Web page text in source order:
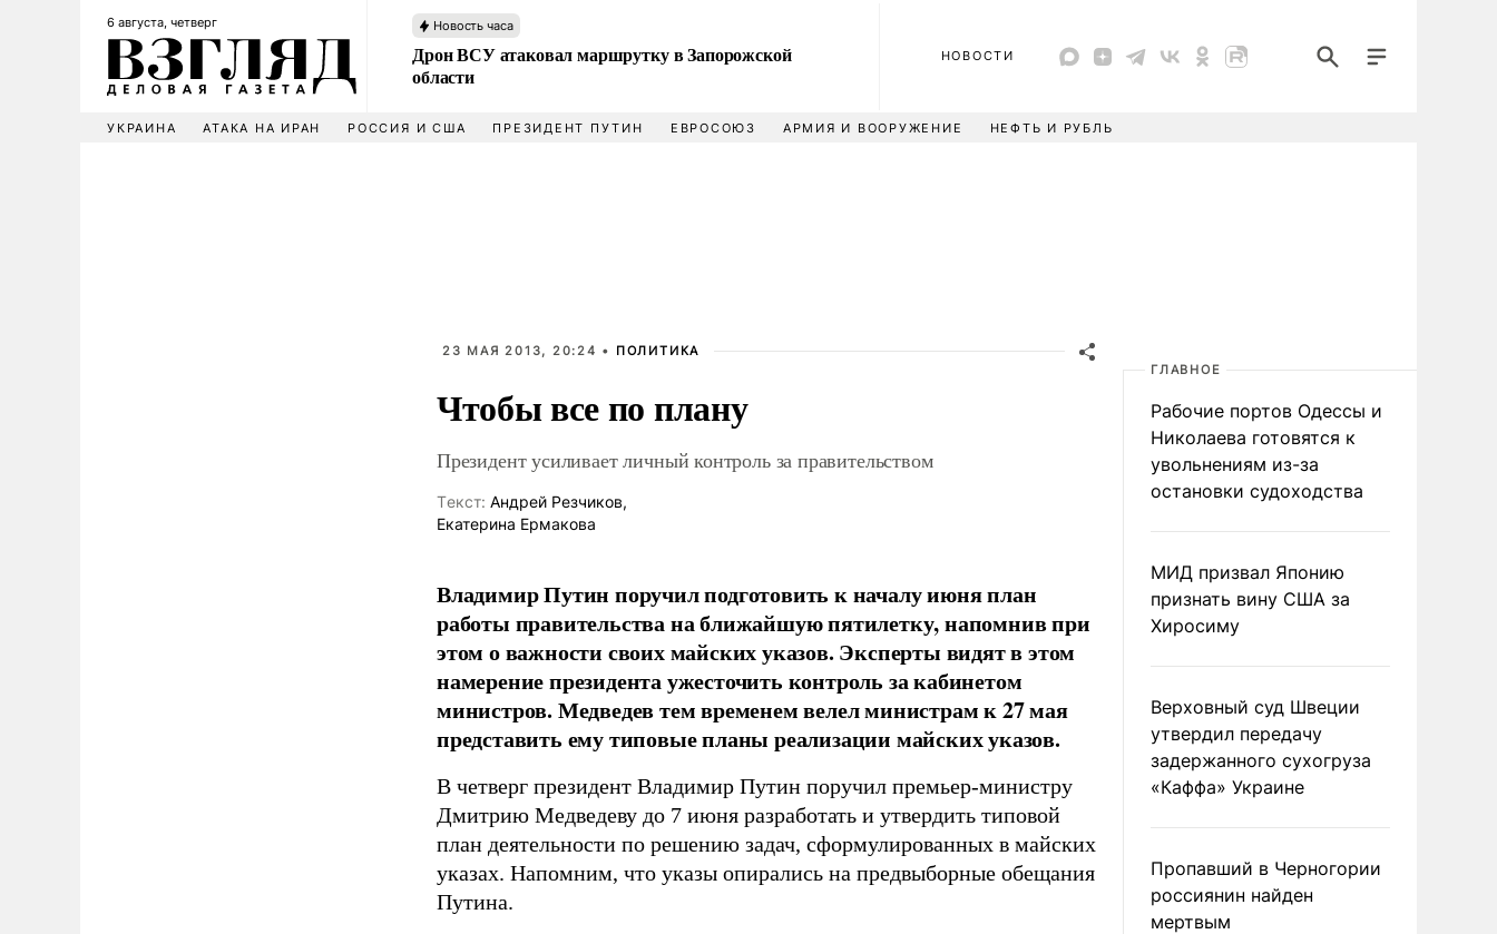
6 августа, четверг Новость часа
Дрон ВСУ атаковал маршрутку в Запорожской
области
НОВОСТИ
УКРАИНА АТАКА НА ИРАН РОССИЯ И США ПРЕЗИДЕНТ ПУТИН ЕВРОСОЮЗ АРМИЯ И ВООРУЖЕНИЕ НЕФТЬ И РУБЛЬ
23 МАЯ 2013, 20:24 • ПОЛИТИКА
Чтобы все по плану
Президент усиливает личный контроль за правительством
Tекст: Андрей Резчиков,
Екатерина Ермакова
Владимир Путин поручил подготовить к началу июня план
работы правительства на ближайшую пятилетку, напомнив при
этом о важности своих майских указов. Эксперты видят в этом
намерение президента ужесточить контроль за кабинетом
министров. Медведев тем временем велел министрам к 27 мая
представить ему типовые планы реализации майских указов.
В четверг президент Владимир Путин поручил премьер-министру
Дмитрию Медведеву до 7 июня разработать и утвердить типовой
план деятельности по решению задач, сформулированных в майских
указах. Напомним, что указы опирались на предвыборные обещания
Путина.
ГЛАВНОЕ
Рабочие портов Одессы и
Николаева готовятся к
увольнениям из-за
остановки судоходства
МИД призвал Японию
признать вину США за
Хиросиму
Верховный суд Швеции
утвердил передачу
задержанного сухогруза
«Каффа» Украине
Пропавший в Черногории
россиянин найден
мертвым